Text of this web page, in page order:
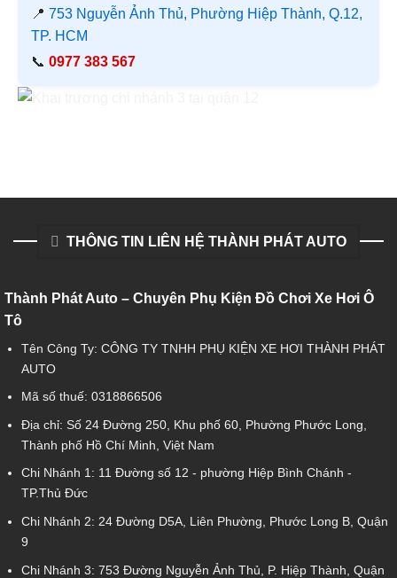
📍 753 Nguyễn Ảnh Thủ, Phường Hiệp Thành, Q.12,
TP. HCM
📞 0977 383 567
THÔNG TIN LIÊN HỆ THÀNH PHÁT AUTO
Thành Phát Auto – Chuyên Phụ Kiện Đồ Chơi Xe Hơi Ô
Tô
Tên Công Ty: CÔNG TY TNHH PHỤ KIỆN XE HƠI THÀNH PHÁT
AUTO
Mã số thuế: 0318866506
Địa chỉ: Số 24 Đường 250, Khu phố 60, Phường Phước Long,
Thành phố Hồ Chí Minh, Việt Nam
Chi Nhánh 1: 11 Đường số 12 - phường Hiệp Bình Chánh -
TP.Thủ Đức
Chi Nhánh 2: 24 Đường D5A, Liên Phường, Phước Long B, Quận
9
Chi Nhánh 3: 753 Đường Nguyễn Ảnh Thủ, P. Hiệp Thành, Quận